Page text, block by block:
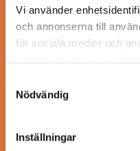
Vi använder
och annonserna till
för sociala medier och
annons- och
Dessa kan i sin tur
information som du har
samlat in när du har
Nödvändig
Inställningar
man dränkte tallriken
fisk tycker jag.…